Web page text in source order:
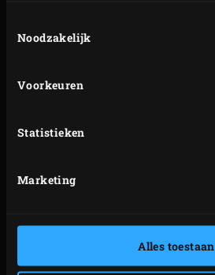
Noodzakelijk
Voorkeuren
Statistieken
Marketing
Alles toestaan
KERAMIEK